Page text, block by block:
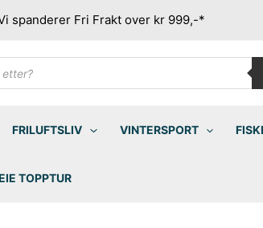
spanderer Fri Frakt over kr 999,-*
FRILUFTSLIV VINTERSPORT
TOPPTUR